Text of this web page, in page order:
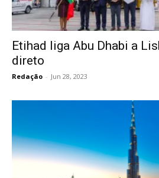
Etihad liga Abu Dhabi a
direto
Redação - Jun 28, 2023